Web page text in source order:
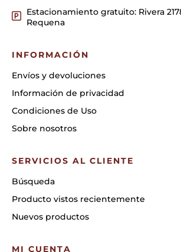
Estacionamiento gratuito: Rivera
Requena
INFORMACIÓN
Envíos y devoluciones
Información de privacidad
Condiciones de Uso
Sobre nosotros
SERVICIOS AL CLIENTE
Búsqueda
Producto vistos recientemente
Nuevos productos
MI CUENTA